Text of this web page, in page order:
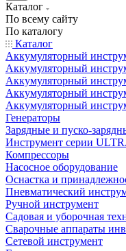
Каталог
По всему сайту
По каталогу
Каталог
Аккумуляторный
Аккумуляторный
Аккумуляторный
Аккумуляторный
Аккумуляторный
Генераторы
Зарядные и пуско-
Инструмент серии
Компрессоры
Насосное оборудование
Оснастка и
Пневматический
Ручной инструмент
Садовая и уборочная
Сварочные аппараты
Сетевой инструмент